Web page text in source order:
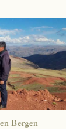
Bergen